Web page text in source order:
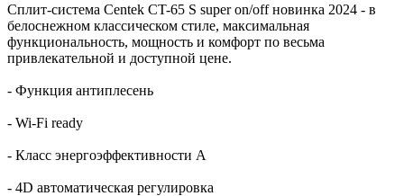
Сплит-система Centek CT-65 S super on/off новинка 2024 - в
белоснежном классическом стиле, максимальная
функциональность, мощность и комфорт по весьма
привлекательной и доступной цене.
- Функция антиплесень
- Wi-Fi ready
- Класс энергоэффективности A
- 4D автоматическая регулировка